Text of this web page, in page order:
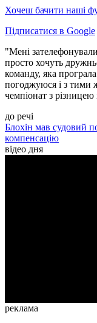
Хочеш бачити наші
Підписатися в Google
"Мені
просто хочуть
команду, яка
погоджуюся і з тими
чемпіонат з різницею
до речі
Блохін мав судовий
компенсацію
відео дня
реклама